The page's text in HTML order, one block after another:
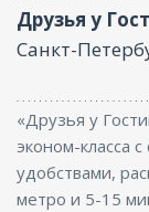
Друзья у
Санкт-
«Друзья у
эконом-класса
удобствами,
метро и 5-15